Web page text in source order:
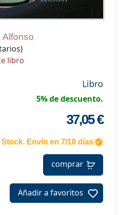
libro
Libro
5% de descuento.
37,05 €
Envío en 7/10 días
comprar
Añadir a favoritos